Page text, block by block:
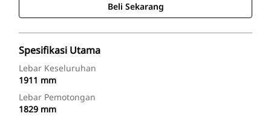
Beli Sekarang
Spesifikasi Utama
Lebar Keseluruhan
1911 mm
Lebar Pemotongan
1829 mm